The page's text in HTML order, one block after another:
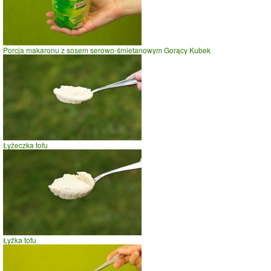
Porcja makaronu z sosem serowo-śmietanowym Gorący Kubek
Łyżeczka tofu
Łyżka tofu